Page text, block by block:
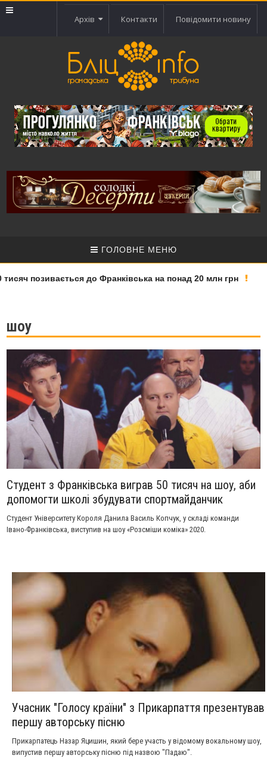
Архів Контакти Повідомити новину
ГОЛОВНЕ МЕНЮ
позивається до Франківська на понад 20 млн грн
шоу
Студент з Франківська виграв 50 тисяч на шоу, аби
допомогти школі збудувати спортмайданчик
Студент Університету Короля Данила Василь Копчук, у складі команди
Івано-Франківська, виступив на шоу «Розсміши коміка» 2020.
Учасник "Голосу країни" з Прикарпаття презентував
першу авторську пісню
Прикарпатець Назар Яцишин, який бере участь у відомому вокальному шоу,
випустив першу авторську пісню під назвою "Падаю".